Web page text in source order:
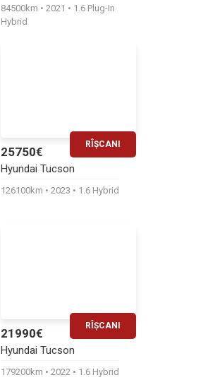
84500km 2021
1.6 Plug-In
Hybrid
RÎȘCANI
25750€
Hyundai Tucson
126100km 2023 1.6 Hybrid
RÎȘCANI
21990€
Hyundai Tucson
179200km 2022 1.6 Hybrid